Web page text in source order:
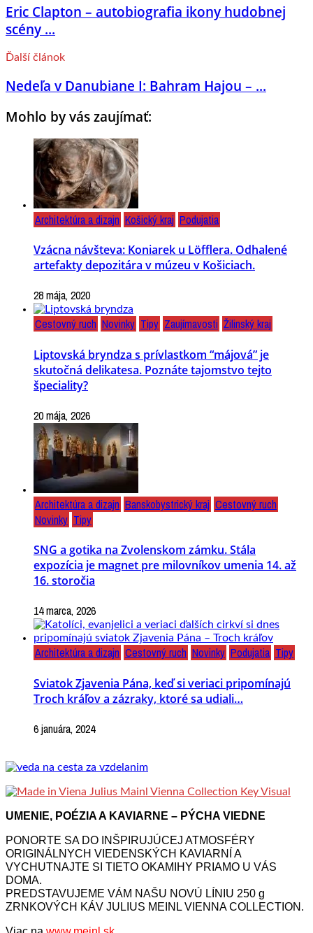
Eric Clapton – autobiografia ikony hudobnej
scény ...
Ďalší článok
Nedeľa v Danubiane I: Bahram Hajou – ...
Mohlo by vás zaujímať:
Architektúra a dizajn Košický kraj Podujatia
Vzácna návšteva: Koniarek u Löfflera. Odhalené
artefakty depozitára v múzeu v Košiciach.
28 mája, 2020
Cestovný ruch Novinky Tipy Zaujímavosti Žilinský kraj
Liptovská bryndza s prívlastkom “májová” je
skutočná delikatesa. Poznáte tajomstvo tejto
špeciality?
20 mája, 2026
Architektúra a dizajn Banskobystrický kraj Cestovný ruch
Novinky Tipy
SNG a gotika na Zvolenskom zámku. Stála
expozícia je magnet pre milovníkov umenia 14. až
16. storočia
14 marca, 2026
Architektúra a dizajn Cestovný ruch Novinky Podujatia Tipy
Sviatok Zjavenia Pána, keď si veriaci pripomínajú
Troch kráľov a zázraky, ktoré sa udiali…
6 januára, 2024
UMENIE, POÉZIA A KAVIARNE – PÝCHA VIEDNE
PONORTE SA DO INŠPIRUJÚCEJ ATMOSFÉRY
ORIGINÁLNYCH VIEDENSKÝCH KAVIARNÍ A
VYCHUTNAJTE SI TIETO OKAMIHY PRIAMO U VÁS
DOMA.
PREDSTAVUJEME VÁM NAŠU NOVÚ LÍNIU 250 g
ZRNKOVÝCH KÁV JULIUS MEINL VIENNA COLLECTION.